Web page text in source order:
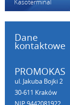
Dane
kontaktowe
PROMOKAS
ul. Jakuba Bojki 2
30-611 Kraków